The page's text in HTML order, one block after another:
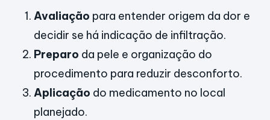
Avaliação para entender origem da dor e
decidir se há indicação de infiltração.
Preparo da pele e organização do
procedimento para reduzir desconforto.
Aplicação do medicamento no local
planejado.